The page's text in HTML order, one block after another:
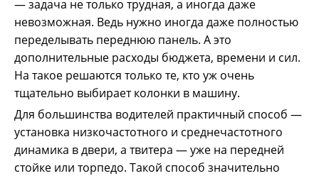
— задача не только трудная, а иногда даже
невозможная. Ведь нужно иногда даже полностью
переделывать переднюю панель. А это
дополнительные расходы бюджета, времени и сил.
На такое решаются только те, кто уж очень
тщательно выбирает колонки в машину.
Для большинства водителей практичный способ —
установка низкочастотного и среднечастотного
динамика в двери, а твитера — уже на передней
стойке или торпедо. Такой способ значительно